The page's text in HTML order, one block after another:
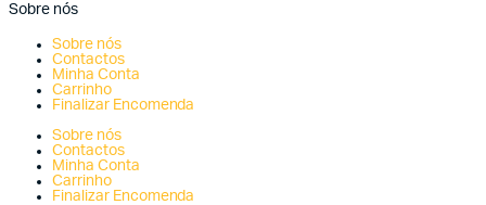
Sobre nós
Sobre nós
Contactos
Minha Conta
Carrinho
Finalizar Encomenda
Sobre nós
Contactos
Minha Conta
Carrinho
Finalizar Encomenda